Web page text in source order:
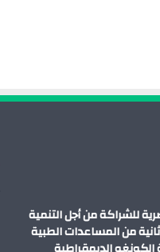
للشراكة من أجل التنمية
من المساعدات الطبية